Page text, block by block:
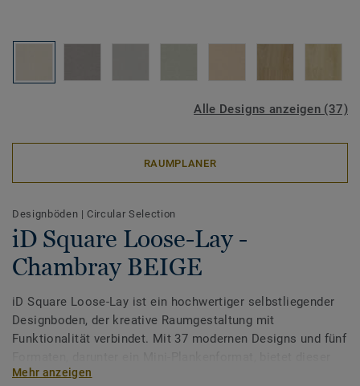
Alle Designs anzeigen (37)
RAUMPLANER
Designböden | Circular Selection
iD Square Loose-Lay -
Chambray BEIGE
iD Square Loose-Lay ist ein hochwertiger selbstliegender
Designboden, der kreative Raumgestaltung mit
Funktionalität verbindet. Mit 37 modernen Designs und fünf
selbstliegende Bodenbelag maximale Gestaltungsfreiheit
Mehr anzeigen